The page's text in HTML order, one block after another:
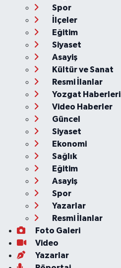
Spor
İlçeler
Eğitim
Siyaset
Asayiş
Kültür ve Sanat
Resmi İlanlar
Yozgat Haberleri
Video Haberler
Güncel
Siyaset
Ekonomi
Sağlık
Eğitim
Asayiş
Spor
Yazarlar
Resmi İlanlar
Foto Galeri
Video
Yazarlar